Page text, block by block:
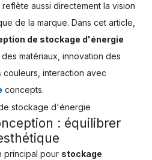
aussi directement la vision
de la marque. Dans cet article,
de stockage d'énergie
matériaux, innovation des
couleurs, interaction avec
concepts.
: équilibrer
principal pour stockage